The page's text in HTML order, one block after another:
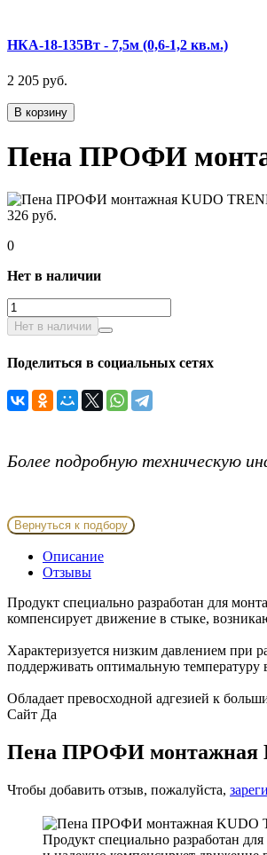
НКА-18-135Вт - 7,5м (0,6-1,2 кв.м.)
2 205 руб.
В корзину
Пена ПРОФИ
326 руб.
0
Нет в наличии
Нет в наличии
Поделиться в социальных сетях
Более подробную техническую
Вернуться к подбору
Описание
Отзывы
Продукт специально разработан для
компенсирует движение в стыке,
Характеризуется низким давлением при
поддерживать оптимальную
Обладает превосходной адгезией к
Сайт Да
Пена ПРОФИ монтажная
Чтобы добавить отзыв, пожалуйста,
Продукт специально разработан